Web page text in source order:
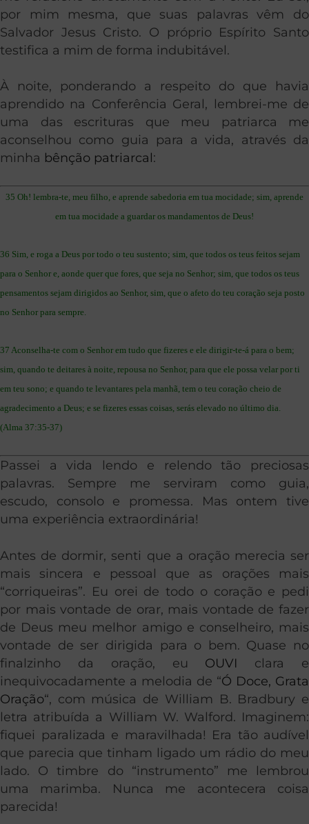
por mim mesma, que suas palavras vêm do
Salvador Jesus Cristo. O próprio Espírito Santo
testifica a mim de forma indubitável.
À noite, ponderando a respeito do que havia
aprendido na Conferência Geral, lembrei-me de
uma das escrituras que meu patriarca me
aconselhou como guia para a vida, através da
minha bênção patriarcal:
35 Oh! lembra-te, meu filho, e aprende sabedoria em tua mocidade; sim, aprende
em tua mocidade a guardar os mandamentos de Deus!
36 Sim, e roga a Deus por todo o teu sustento; sim, que todos os teus feitos sejam
para o Senhor e, aonde quer que fores, que seja no Senhor; sim, que todos os teus
pensamentos sejam dirigidos ao Senhor, sim, que o afeto do teu coração seja posto
no Senhor para sempre.
37 Aconselha-te com o Senhor em tudo que fizeres e ele dirigir-te-á para o bem;
sim, quando te deitares à noite, repousa no Senhor, para que ele possa velar por ti
em teu sono; e quando te levantares pela manhã, tem o teu coração cheio de
agradecimento a Deus; e se fizeres essas coisas, serás elevado no último dia.
(Alma 37:35-37)
Passei a vida lendo e relendo tão preciosas
palavras. Sempre me serviram como guia,
escudo, consolo e promessa. Mas ontem tive
uma experiência extraordinária!
Antes de dormir, senti que a oração merecia ser
mais sincera e pessoal que as orações mais
“corriqueiras”. Eu orei de todo o coração e pedi
por mais vontade de orar, mais vontade de fazer
de Deus meu melhor amigo e conselheiro, mais
vontade de ser dirigida para o bem. Quase no
finalzinho da oração, eu OUVI clara e
inequivocadamente a melodia de “Ó Doce, Grata
Oração“, com música de William B. Bradbury e
letra atribuída a William W. Walford. Imaginem:
fiquei paralizada e maravilhada! Era tão audível
que parecia que tinham ligado um rádio do meu
lado. O timbre do “instrumento” me lembrou
uma marimba. Nunca me acontecera coisa
parecida!